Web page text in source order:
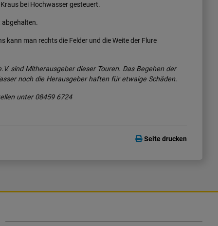
bei Hochwasser gesteuert.
abgehalten.
kann man rechts die Felder und die Weite der Flure
sind Mitherausgeber dieser Touren. Das Begehen der
noch die Herausgeber haften für etwaige Schäden.
unter 08459 6724
Seite drucken